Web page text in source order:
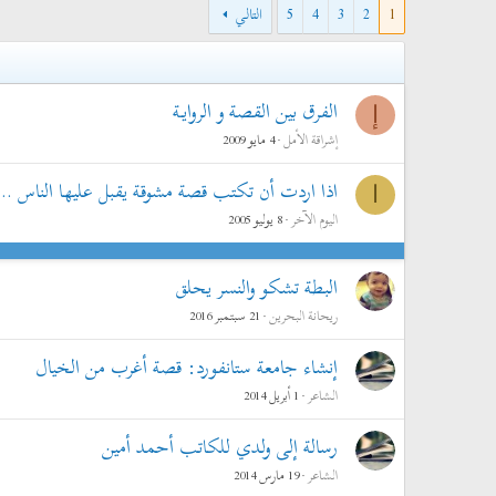
1
2
3
4
5
التالي
إ الفرق بين القصة و الروايـة
إشراقة الأمل 4 مايو 2009
ا اذا اردت أن تكتب قصة مشوقة يقبل عليها الناس ..
اليوم الآخر 8 يوليو 2005
البطة تشكو والنسر يحلق
ريحانة البحرين 21 سبتمبر 2016
إنشاء جامعة ستانفورد: قصة أغرب من الخيال
الشاعر 1 أبريل 2014
رسالة إلى ولدي للكاتب أحمد أمين
الشاعر 19 مارس 2014